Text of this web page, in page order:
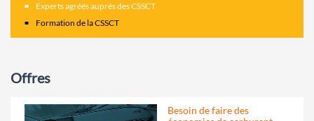
Experts agréés auprés des CSSCT
Formation de la CSSCT
Offres
Besoin de faire des